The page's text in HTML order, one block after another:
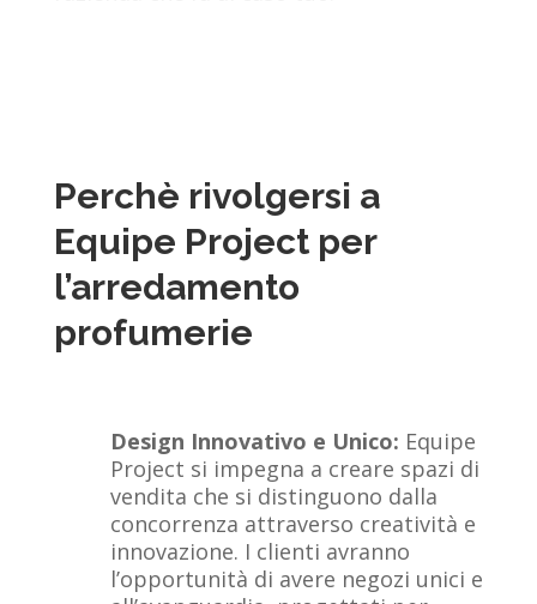
Perchè rivolgersi a
Equipe Project per
l’arredamento
profumerie
Design Innovativo e Unico: Equipe
Project si impegna a creare spazi di
vendita che si distinguono dalla
concorrenza attraverso creatività e
innovazione. I clienti avranno
l’opportunità di avere negozi unici e